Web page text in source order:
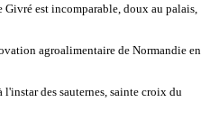
est incomparable, doux au palais,
agroalimentaire de Normandie en
des sauternes, sainte croix du